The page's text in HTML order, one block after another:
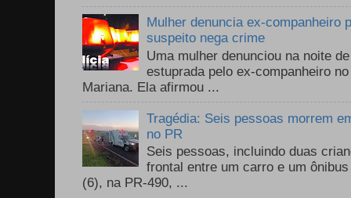
Mulher denuncia ex-companheiro
suspeito nega crime
Uma mulher denunciou na noite
estuprada pelo ex-companheiro
Mariana. Ela afirmou ...
Tragédia: Seis pessoas morrem
no PR
Seis pessoas, incluindo duas
frontal entre um carro e um
(6), na PR-490, ...